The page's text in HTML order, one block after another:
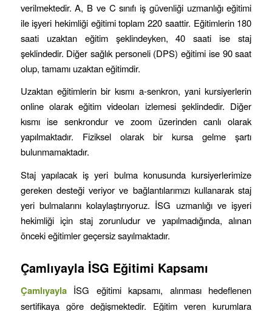
verilmektedir. A, B ve C sınıfı iş güvenliği uzmanlığı eğitimi
ile işyeri hekimliği eğitimi toplam 220 saattir. Eğitimlerin 180
saati uzaktan eğitim şeklindeyken, 40 saati ise staj
şeklindedir. Diğer sağlık personeli (DPS) eğitimi ise 90 saat
olup, tamamı uzaktan eğitimdir.
Uzaktan eğitimlerin bir kısmı a-senkron, yani kursiyerlerin
online olarak eğitim videoları izlemesi şeklindedir. Diğer
kısmı ise senkrondur ve zoom üzerinden canlı olarak
yapılmaktadır. Fiziksel olarak bir kursa gelme şartı
bulunmamaktadır.
Staj yapılacak iş yeri bulma konusunda kursiyerlerimize
gereken desteği veriyor ve bağlantılarımızı kullanarak staj
yeri bulmalarını kolaylaştırıyoruz. İSG uzmanlığı ve işyeri
hekimliği için staj zorunludur ve yapılmadığında, alınan
önceki eğitimler geçersiz sayılmaktadır.
Çamlıyayla İSG Eğitimi Kapsamı
Çamlıyayla İSG eğitimi kapsamı, alınması hedeflenen
sertifikaya göre değişmektedir. Eğitim veren kurumlara